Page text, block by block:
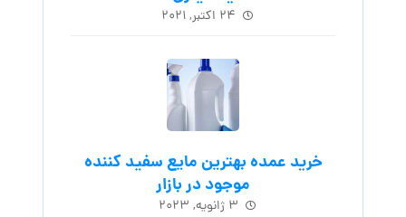
۲۴ اکتبر, ۲۰۲۱
خرید عمده بهترین مایع سفید کننده
موجود در بازار
۳ ژانویه, ۲۰۲۳